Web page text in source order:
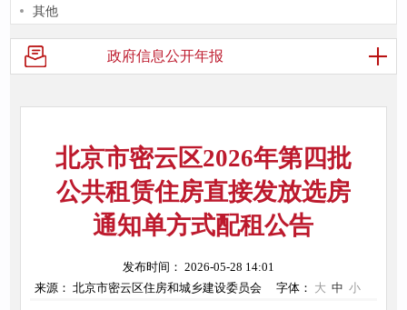
其他
政府信息公开年报
北京市密云区2026年第四批
公共租赁住房直接发放选房
通知单方式配租公告
发布时间： 2026-05-28 14:01
来源： 北京市密云区住房和城乡建设委员会
字体： 大 中 小